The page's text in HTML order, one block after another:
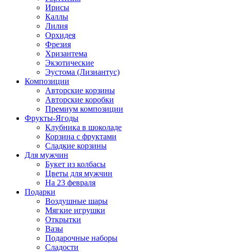
Ирисы
Каллы
Лилия
Орхидея
Фрезия
Хризантема
Экзотические
Эустома (Лизиантус)
Композиции
Авторские корзины
Авторские коробки
Премиум композиции
Фрукты-Ягоды
Клубника в шоколаде
Корзина с фруктами
Сладкие корзины
Для мужчин
Букет из колбасы
Цветы для мужчин
На 23 февраля
Подарки
Воздушные шары
Мягкие игрушки
Открытки
Вазы
Подарочные наборы
Сладости